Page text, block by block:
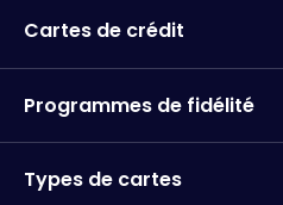
Cartes de crédit
Programmes de fidélité
Types de cartes